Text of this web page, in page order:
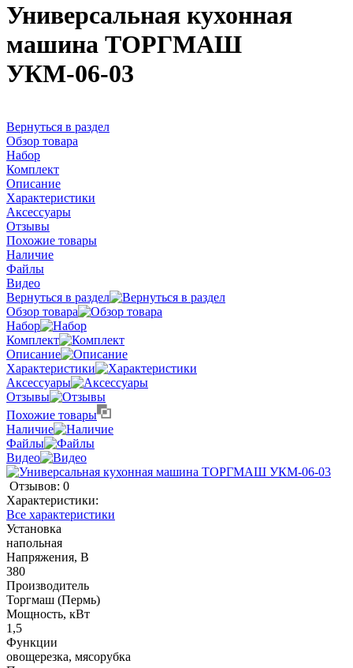
Универсальная кухонная
машина ТОРГМАШ
УКМ-06-03
Вернуться в раздел
Обзор товара
Набор
Комплект
Описание
Характеристики
Аксессуары
Отзывы
Похожие товары
Наличие
Файлы
Видео
Вернуться в раздел
Обзор товара
Набор
Комплект
Описание
Характеристики
Аксессуары
Отзывы
Похожие товары
Наличие
Файлы
Видео
Отзывов: 0
Характеристики:
Все характеристики
Установка
напольная
Напряжения, В
380
Производитель
Торгмаш (Пермь)
Мощность, кВт
1,5
Функции
овощерезка, мясорубка